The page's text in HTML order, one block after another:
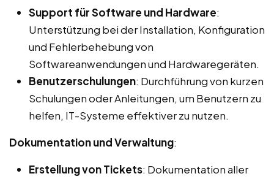
Support für Software und Hardware:
Unterstützung bei der Installation, Konfiguration
und Fehlerbehebung von
Softwareanwendungen und Hardwaregeräten.
Benutzerschulungen: Durchführung von kurzen
Schulungen oder Anleitungen, um Benutzern zu
helfen, IT-Systeme effektiver zu nutzen.
Dokumentation und Verwaltung:
Erstellung von Tickets: Dokumentation aller